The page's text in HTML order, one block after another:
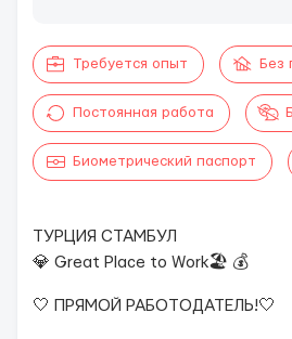
Требуется опыт Без
Постоянная работа
Биометрический паспорт
ТУРЦИЯ СТАМБУЛ
💎 Great Place to Work🏖 💰
🤍 ПРЯМОЙ РАБОТОДАТЕЛЬ!🤍